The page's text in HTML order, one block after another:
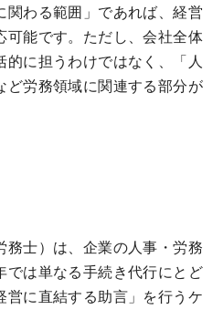
わる範囲」であれば、経営
可能です。ただし、会社全体
に担うわけではなく、「人
ど労務領域に関連する部分が
士）は、企業の人事・労務
では単なる手続き代行にとど
営に直結する助言」を行うケ